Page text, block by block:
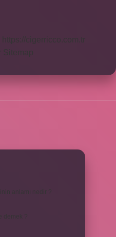
https://cigerricco.com.tr
Sitemap